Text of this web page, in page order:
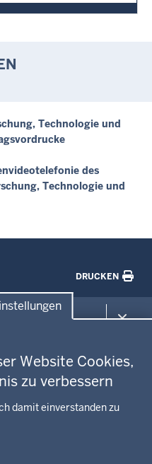
Website Cookies,
zu verbessern
damit einverstanden zu
Technologie und
des
Technologie und
DRUCKEN